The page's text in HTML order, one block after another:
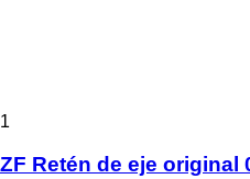
1
ZF Retén de eje original